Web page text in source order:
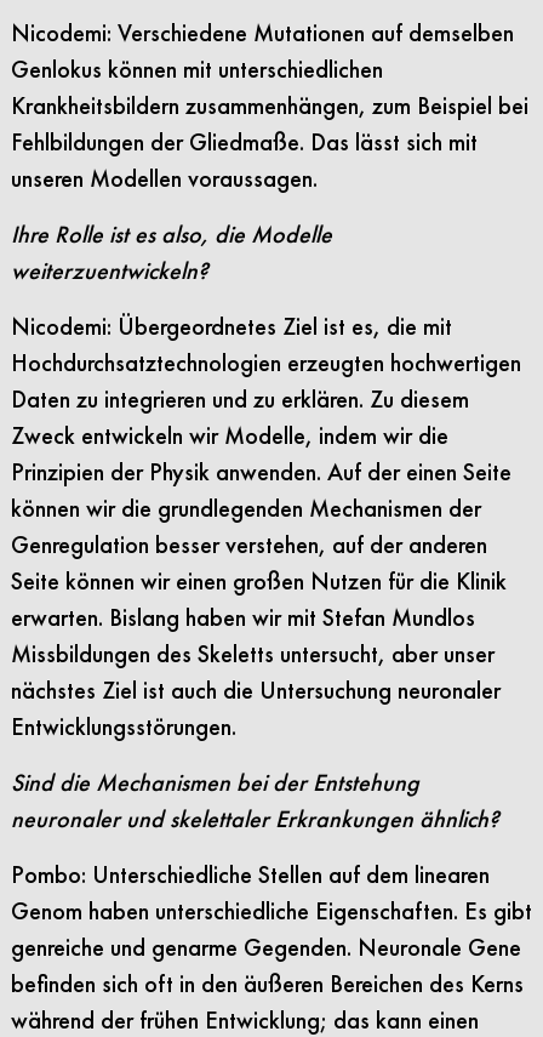
Nicodemi: Verschiedene Mutationen auf demselben
Genlokus können mit unterschiedlichen
Krankheitsbildern zusammenhängen, zum Beispiel bei
Fehlbildungen der Gliedmaße. Das lässt sich mit
unseren Modellen voraussagen.
Ihre Rolle ist es also, die Modelle
weiterzuentwickeln?
Nicodemi: Übergeordnetes Ziel ist es, die mit
Hochdurchsatztechnologien erzeugten hochwertigen
Daten zu integrieren und zu erklären. Zu diesem
Zweck entwickeln wir Modelle, indem wir die
Prinzipien der Physik anwenden. Auf der einen Seite
können wir die grundlegenden Mechanismen der
Genregulation besser verstehen, auf der anderen
Seite können wir einen großen Nutzen für die Klinik
erwarten. Bislang haben wir mit Stefan Mundlos
Missbildungen des Skeletts untersucht, aber unser
nächstes Ziel ist auch die Untersuchung neuronaler
Entwicklungsstörungen.
Sind die Mechanismen bei der Entstehung
neuronaler und skelettaler Erkrankungen ähnlich?
Pombo: Unterschiedliche Stellen auf dem linearen
Genom haben unterschiedliche Eigenschaften. Es gibt
genreiche und genarme Gegenden. Neuronale Gene
befinden sich oft in den äußeren Bereichen des Kerns
während der frühen Entwicklung; das kann einen